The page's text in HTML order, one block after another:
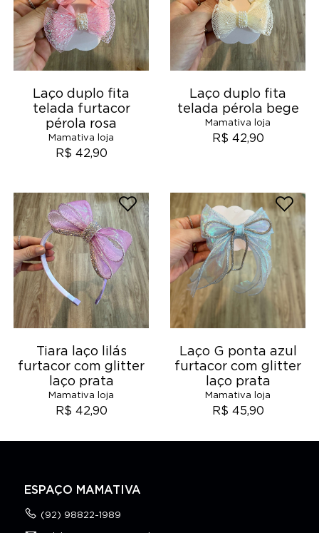
Laço duplo fita
telada furtacor
pérola rosa
Mamativa loja
R$ 42,90
Laço duplo fita
telada pérola bege
Mamativa loja
R$ 42,90
Tiara laço lilás
furtacor com glitter
laço prata
Mamativa loja
R$ 42,90
Laço G ponta azul
furtacor com glitter
laço prata
Mamativa loja
R$ 45,90
ESPAÇO MAMATIVA
(92) 98822-1989